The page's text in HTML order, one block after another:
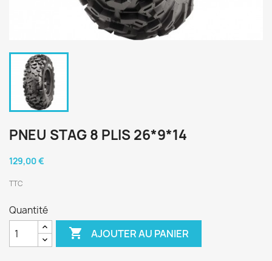
PNEU STAG 8 PLIS 26*9*14
129,00 €
TTC
Quantité
 AJOUTER AU PANIER